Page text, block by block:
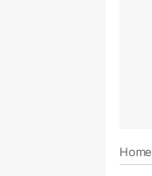
Home